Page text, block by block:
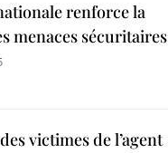
renforce la
menaces sécuritaires
victimes de l’agent